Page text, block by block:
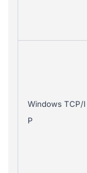
Windows TCP/I
P